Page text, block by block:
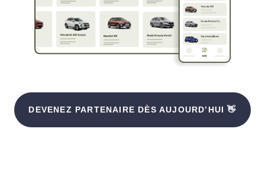
DEVENEZ PARTENAIRE DÈS AUJOURD’HUI 👋